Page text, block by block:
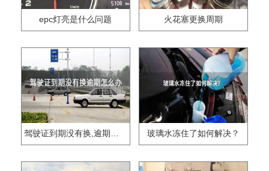
epc灯亮是什么问题 火花塞更换周期
驾驶证到期没有换,逾期怎么办?? 玻璃水冻住了如何解决？